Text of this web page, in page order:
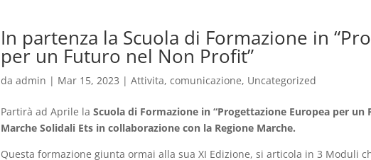
In partenza la Scuola di Formazione in
per un Futuro nel Non Profit”
da admin | Mar 15, 2023 | Attivita, comunicazione, Uncategorized
Partirà ad Aprile la Scuola di Formazione in “Progettazione Europea per
Marche Solidali Ets in collaborazione con la Regione Marche.
Questa formazione giunta ormai alla sua XI Edizione, si articola in 3 Moduli